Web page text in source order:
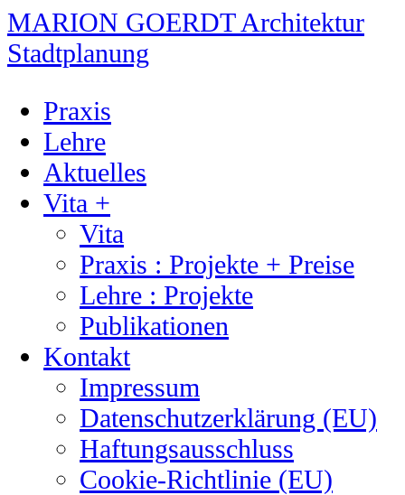
MARION GOERDT Architektur
Stadtplanung
Praxis
Lehre
Aktuelles
Vita +
Vita
Praxis : Projekte + Preise
Lehre : Projekte
Publikationen
Kontakt
Impressum
Datenschutzerklärung (EU)
Haftungsausschluss
Cookie-Richtlinie (EU)